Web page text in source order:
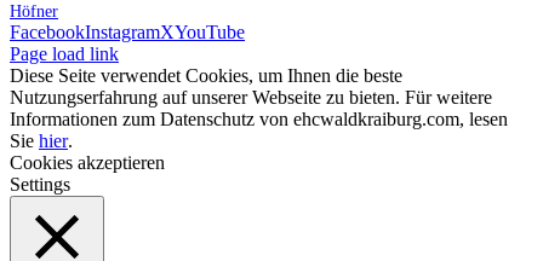
Höfner
FacebookInstagramXYouTube
Page load link
Diese Seite verwendet Cookies, um Ihnen die beste
Nutzungserfahrung auf unserer Webseite zu bieten. Für weitere
Informationen zum Datenschutz von ehcwaldkraiburg.com, lesen
Sie hier.
Cookies akzeptieren
Settings